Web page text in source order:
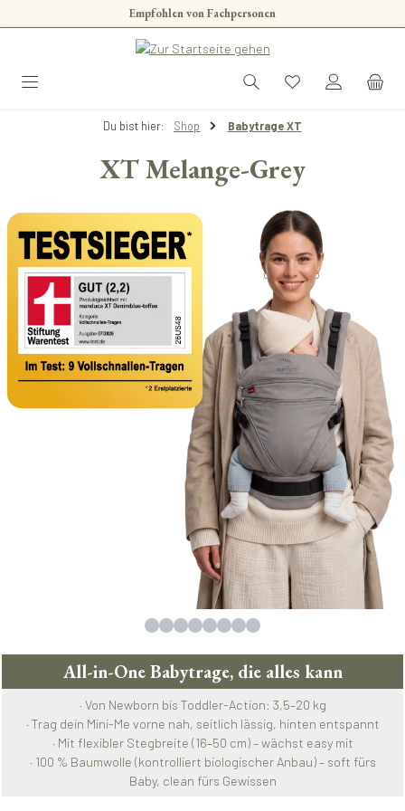
Zum Hauptinhalt springenEmpfohlen von Fachpersonen
Du bist hier: Shop Babytrage XT
XT Melange-Grey
Bildergalerie überspringen
All-in-One Babytrage, die alles kann
· Von Newborn bis Toddler-Action: 3,5–20 kg
· Trag dein Mini-Me vorne nah, seitlich lässig, hinten entspannt
· Mit flexibler Stegbreite (16–50 cm) – wächst easy mit
· 100 % Baumwolle (kontrolliert biologischer Anbau) – soft fürs
Baby, clean fürs Gewissen